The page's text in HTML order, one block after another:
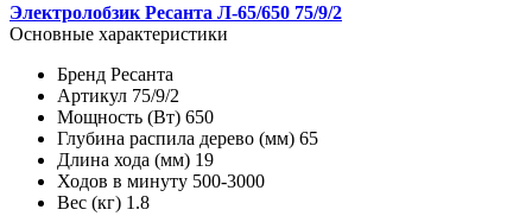
Электролобзик Ресанта Л-65/650 75/9/2
Основные характеристики
Бренд Ресанта
Артикул 75/9/2
Мощность (Вт) 650
Глубина распила дерево (мм) 65
Длина хода (мм) 19
Ходов в минуту 500-3000
Вес (кг) 1.8